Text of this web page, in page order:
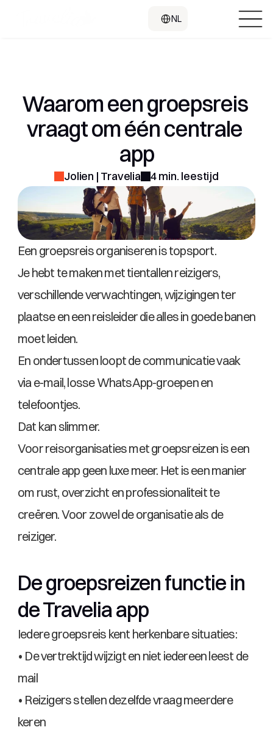
NL
Waarom een groepsreis
vraagt om één centrale
app
Jolien | Travelia 4 min. leestijd
Een groepsreis organiseren is topsport.
Je hebt te maken met tientallen reizigers,
verschillende verwachtingen, wijzigingen ter
plaatse en een reisleider die alles in goede banen
moet leiden.
En ondertussen loopt de communicatie vaak
via e-mail, losse WhatsApp-groepen en
telefoontjes.
Dat kan slimmer.
Voor reisorganisaties met groepsreizen is een
centrale app geen luxe meer. Het is een manier
om rust, overzicht en professionaliteit te
creëren. Voor zowel de organisatie als de
reiziger.
De groepsreizen functie in
de Travelia app
Iedere groepsreis kent herkenbare situaties:
• De vertrektijd wijzigt en niet iedereen leest de
mail
• Reizigers stellen dezelfde vraag meerdere
keren